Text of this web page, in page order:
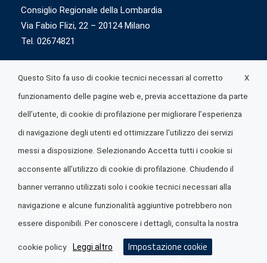
Consiglio Regionale della Lombardia
Via Fabio Flizi, 22 – 20124 Milano
Tel. 02674821
© 2026 Lombardia Quotidiano è realizzato daA.R.I.A.
Seguici su
X
Questo Sito fa uso di cookie tecnici necessari al corretto
funzionamento delle pagine web e, previa accettazione da parte
dell’utente, di cookie di profilazione per migliorare l’esperienza
di navigazione degli utenti ed ottimizzare l’utilizzo dei servizi
messi a disposizione. Selezionando Accetta tutti i cookie si
acconsente all’utilizzo di cookie di profilazione. Chiudendo il
banner verranno utilizzati solo i cookie tecnici necessari alla
navigazione e alcune funzionalità aggiuntive potrebbero non
essere disponibili. Per conoscere i dettagli, consulta la nostra
cookie policy Leggi altro Impostazione cookie